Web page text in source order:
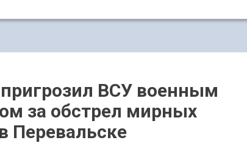
ВСУ военным
за обстрел мирных
Перевальске